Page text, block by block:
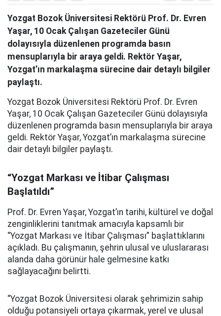
Yozgat Bozok Üniversitesi Rektörü Prof. Dr. Evren
Yaşar, 10 Ocak Çalışan Gazeteciler Günü
dolayısıyla düzenlenen programda basın
mensuplarıyla bir araya geldi. Rektör Yaşar,
Yozgat’ın markalaşma sürecine dair detaylı bilgiler
paylaştı.
Yozgat Bozok Üniversitesi Rektörü Prof. Dr. Evren
Yaşar, 10 Ocak Çalışan Gazeteciler Günü dolayısıyla
düzenlenen programda basın mensuplarıyla bir araya
geldi. Rektör Yaşar, Yozgat’ın markalaşma sürecine
dair detaylı bilgiler paylaştı.
“Yozgat Markası ve İtibar Çalışması
Başlatıldı”
Prof. Dr. Evren Yaşar, Yozgat’ın tarihi, kültürel ve doğal
zenginliklerini tanıtmak amacıyla kapsamlı bir
“Yozgat Markası ve İtibar Çalışması” başlattıklarını
açıkladı. Bu çalışmanın, şehrin ulusal ve uluslararası
alanda daha görünür hale gelmesine katkı
sağlayacağını belirtti.
“Yozgat Bozok Üniversitesi olarak şehrimizin sahip
olduğu potansiyeli ortaya çıkarmak, yerel ve ulusal